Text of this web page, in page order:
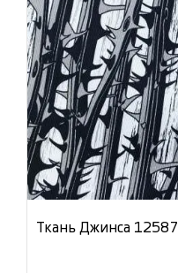
Ткань Джинса 12587